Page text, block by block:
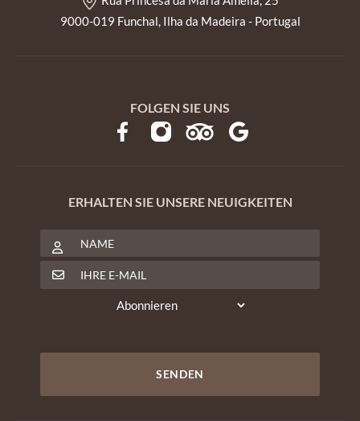
9000-019 Funchal, Ilha da Madeira - Portugal
FOLGEN SIE UNS
ERHALTEN SIE UNSERE NEUIGKEITEN